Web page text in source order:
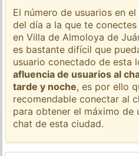
El número de usuarios en
del día a la que te
en Villa de Almoloya de
es bastante difícil que
usuario conectado de esta
afluencia de usuarios al
tarde y noche, es por ello
recomendable conectar al
para obtener el máximo de
chat de esta ciudad.